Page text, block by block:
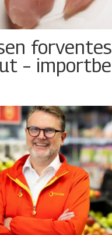
–